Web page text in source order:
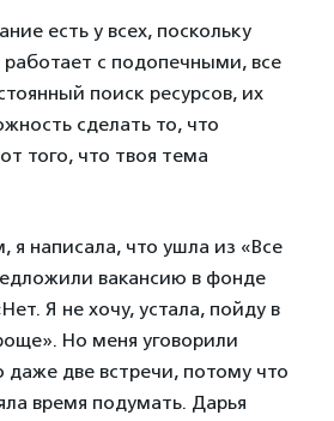
есть у всех, поскольку
работает с подопечными, все
поиск ресурсов, их
сделать то, что
того, что твоя тема
я написала, что ушла из «Все
вакансию в фонде
Я не хочу, устала, пойду в
Но меня уговорили
даже две встречи, потому что
время подумать. Дарья